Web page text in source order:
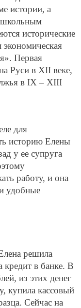
истории, а
исторические
Первая
Руси в XII веке,
в IX – XIII
для
историю Елены
у ее супруга
работу, и она
удобные
решила
в банке. В
из этих денег
купила кассовый
Сейчас на